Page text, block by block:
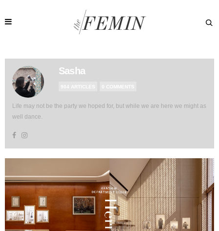
Sasha
904 ARTICLES 0 COMMENTS
Life may not be the party we hoped for, but while we are here we might as
well dance.